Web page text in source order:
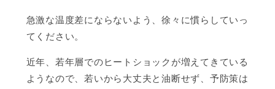
急激な温度差にならないよう、徐々に慣らしていっ
てください。
近年、若年層でのヒートショックが増えてきている
ようなので、若いから大丈夫と油断せず、予防策は